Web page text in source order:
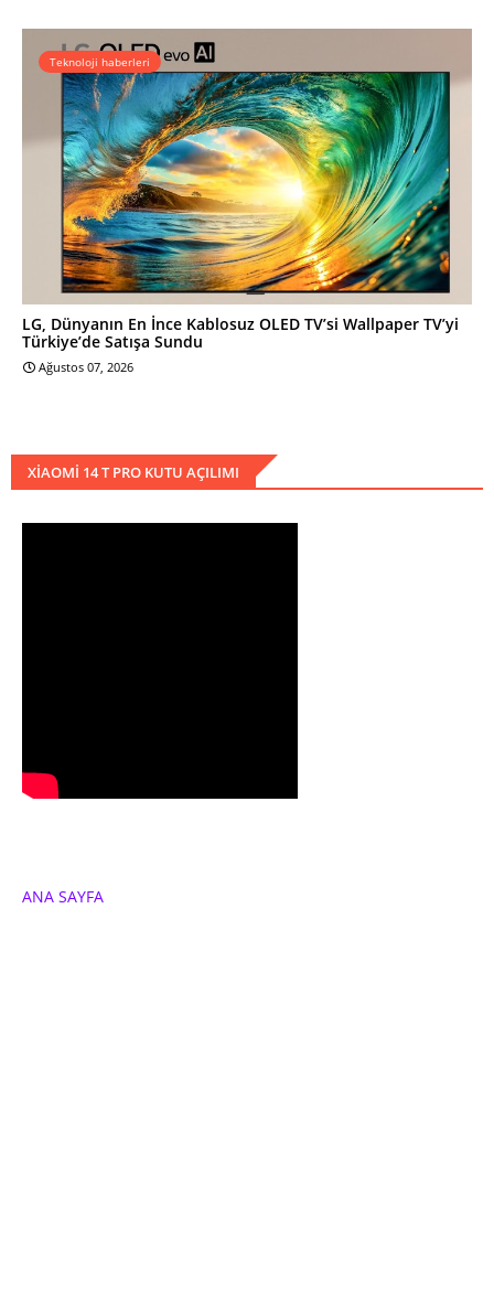
Teknoloji haberleri
LG, Dünyanın En İnce Kablosuz OLED TV’si Wallpaper TV’yi
Türkiye’de Satışa Sundu
Ağustos 07, 2026
XIAOMI 14 T PRO KUTU AÇILIMI
ANA SAYFA